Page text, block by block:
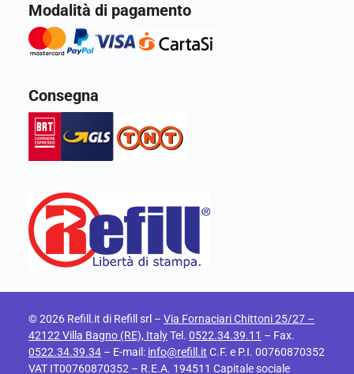
Modalità di pagamento
Consegna
© 2026 Refill.it di Refill srl – Via Fornaciari Chittoni 25/27 –
42122 Villa Bagno (RE), ItalyTel. 0522.34.39.11 – Fax.
0522.34.39.34 – E-mail: info@refill.it C.F. e P.I. 00760870352
VAT IT00760870352 – R.E.A. 194511 Capitale sociale